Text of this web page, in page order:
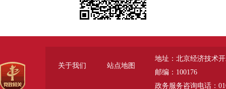
关于我们 站点地图
地址：北京经济技术
邮编：100176
政务服务咨询电话：